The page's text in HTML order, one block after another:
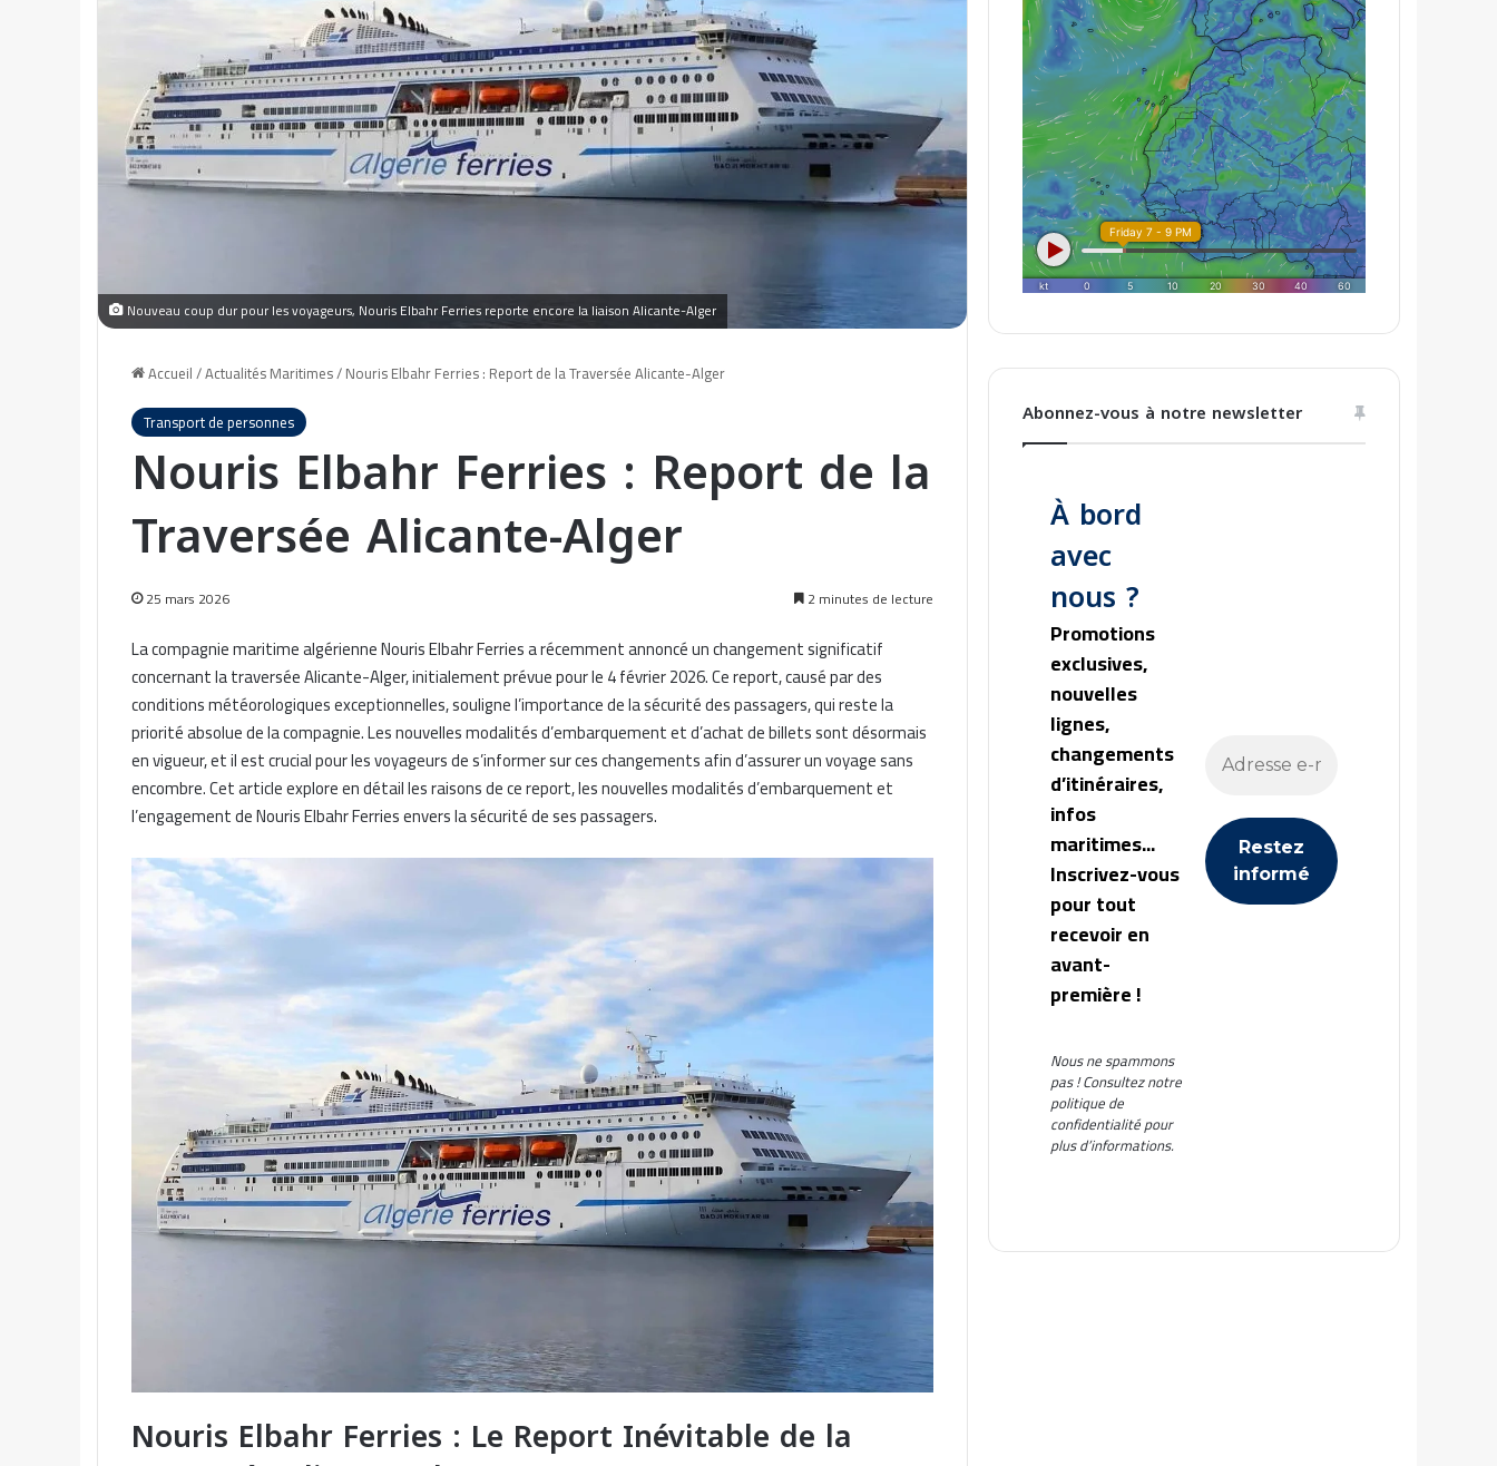
Nouveau coup dur pour les voyageurs, Nouris Elbahr Ferries reporte encore la liaison Alicante-Alger
Accueil/Actualités Maritimes/Nouris Elbahr Ferries : Report de la Traversée Alicante-Alger
Transport de personnes
Nouris Elbahr Ferries : Report de la
Traversée Alicante-Alger
25 mars 2026 2 minutes de lecture
La compagnie maritime algérienne Nouris Elbahr Ferries a récemment annoncé un changement significatif
concernant la traversée Alicante-Alger, initialement prévue pour le 4 février 2026. Ce report, causé par des
conditions météorologiques exceptionnelles, souligne l’importance de la sécurité des passagers, qui reste la
priorité absolue de la compagnie. Les nouvelles modalités d’embarquement et d’achat de billets sont désormais
en vigueur, et il est crucial pour les voyageurs de s’informer sur ces changements afin d’assurer un voyage sans
encombre. Cet article explore en détail les raisons de ce report, les nouvelles modalités d’embarquement et
l’engagement de Nouris Elbahr Ferries envers la sécurité de ses passagers.
Nouris Elbahr Ferries : Le Report Inévitable de la
Abonnez-vous à notre newsletter
À bord
avec
nous ?
Promotions
exclusives,
nouvelles
lignes,
changements
d’itinéraires,
infos
maritimes...
Inscrivez-vous
pour tout
recevoir en
avant-
première !
Nous ne spammons
pas ! Consultez notre
politique de
confidentialitépour
plus d’informations.